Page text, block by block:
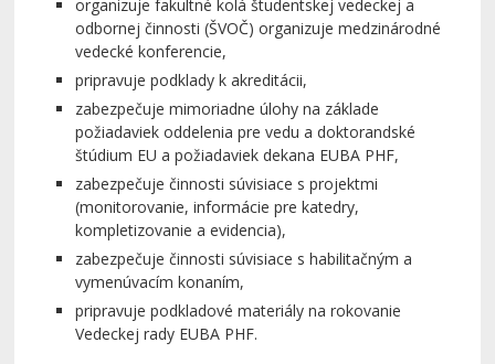
organizuje fakultné kolá študentskej vedeckej a
odbornej činnosti (ŠVOČ) organizuje medzinárodné
vedecké konferencie,
pripravuje podklady k akreditácii,
zabezpečuje mimoriadne úlohy na základe
požiadaviek oddelenia pre vedu a doktorandské
štúdium EU a požiadaviek dekana EUBA PHF,
zabezpečuje činnosti súvisiace s projektmi
(monitorovanie, informácie pre katedry,
kompletizovanie a evidencia),
zabezpečuje činnosti súvisiace s habilitačným a
vymenúvacím konaním,
pripravuje podkladové materiály na rokovanie
Vedeckej rady EUBA PHF.